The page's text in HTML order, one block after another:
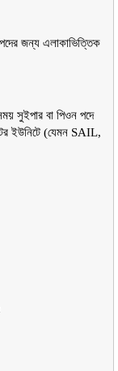
পদের জন্য এলাকাভিত্তিক
সুইপার বা পিওন পদে
ইউনিটে (যেমন SAIL,